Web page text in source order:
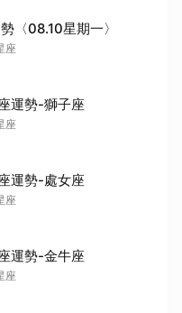
〈08.10星期一〉
座
運勢-獅子座
座
運勢-處女座
座
運勢-金牛座
座